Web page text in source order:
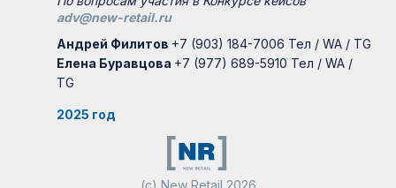
(с) New Retail 2026
2025 год
adv@new-retail.ru
Андрей Филитов +7 (903) 184-7006 Тел / WA / TG
Елена Буравцова +7 (977) 689-5910 Тел / WA /
TG